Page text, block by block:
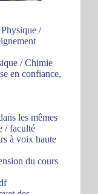
/
/ Chimie
en confiance,
les mêmes
/ faculté
à voix haute
du cours